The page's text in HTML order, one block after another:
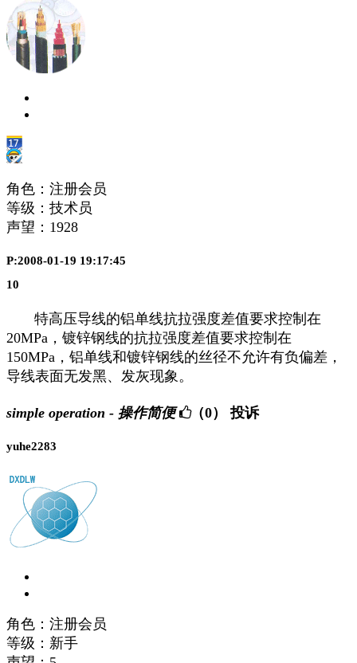
角色：注册会员
等级：技术员
声望： 1928
P:2008-01-19 19:17:45
10
特高压导线的铝单线抗拉强度差值要求控制在
20MPa，镀锌钢线的抗拉强度差值要求控制在
150MPa，铝单线和镀锌钢线的丝径不允许有负偏差，
导线表面无发黑、发灰现象。
simple operation - 操作简便 （0） 投诉
yuhe2283
角色：注册会员
等级：新手